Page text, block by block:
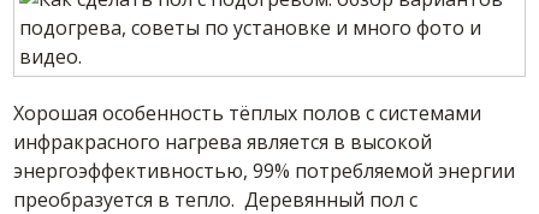
Хорошая особенность тёплых полов с системами
инфракрасного нагрева является в высокой
энергоэффективностью, 99% потребляемой энергии
преобразуется в тепло. Деревянный пол с